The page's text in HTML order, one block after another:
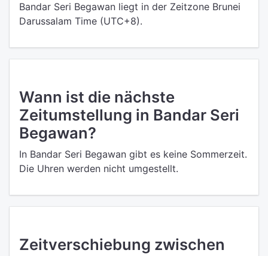
Bandar Seri Begawan liegt in der Zeitzone Brunei
Darussalam Time (UTC+8).
Wann ist die nächste
Zeitumstellung in Bandar Seri
Begawan?
In Bandar Seri Begawan gibt es keine Sommerzeit.
Die Uhren werden nicht umgestellt.
Zeitverschiebung zwischen